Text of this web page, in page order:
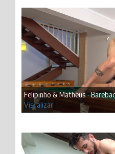
Felipinho & Matheus -
Visualizar